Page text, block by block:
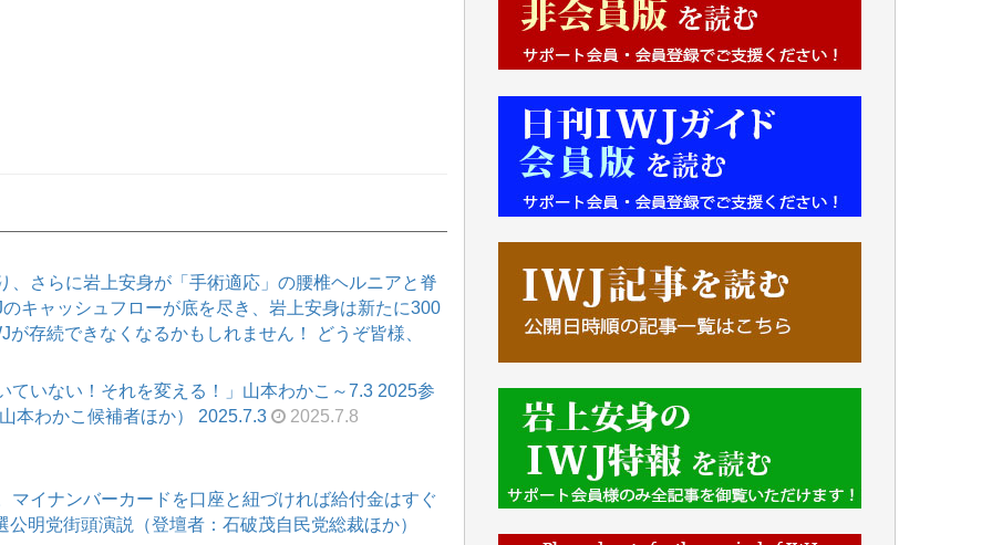
、さらに岩上安身が「手術適応」の腰椎ヘルニアと脊
キャッシュフローが底を尽き、岩上安身は新たに300
存続できなくなるかもしれません！ どうぞ皆様、
ていない！それを変える！」山本わかこ～7.3 2025参
本わかこ候補者ほか） 2025.7.3
2025.7.8
マイナンバーカードを口座と紐づければ給付金はすぐ
明党街頭演説（登壇者：石破茂自民党総裁ほか）
■■■■■■
IWJには、ご寄付・カンパをいただいた方々